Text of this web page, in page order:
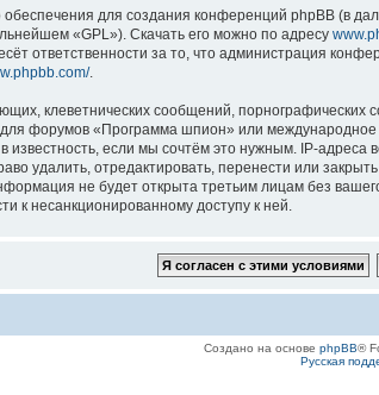
для создания конференций phpBB (в
«GPL»). Скачать его можно по адресу
ответственности за то, что администрация
.
клеветнических сообщений,
для форумов «Программа шпион» или
если мы сочтём это нужным. IP-
удалить, отредактировать, перенести или
не будет открыта третьим лицам без
к несанкционированному доступу к ней.
Создано на основе phpBB®
Русская